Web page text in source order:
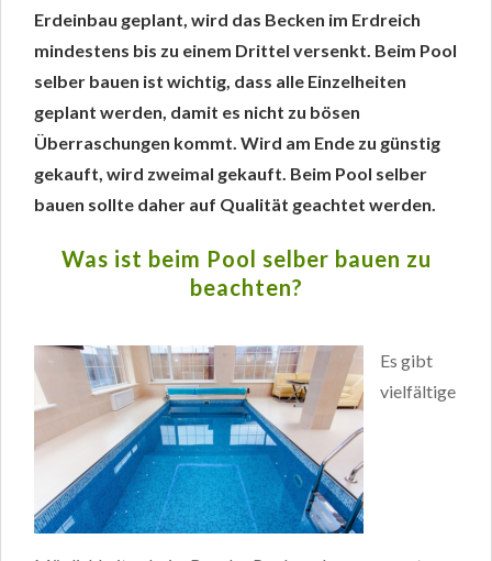
Erdeinbau geplant, wird das Becken im Erdreich
mindestens bis zu einem Drittel versenkt. Beim Pool
selber bauen ist wichtig, dass alle Einzelheiten
geplant werden, damit es nicht zu bösen
Überraschungen kommt. Wird am Ende zu günstig
gekauft, wird zweimal gekauft. Beim Pool selber
bauen sollte daher auf Qualität geachtet werden.
Was ist beim Pool selber bauen zu
beachten?
Es gibt
vielfältige